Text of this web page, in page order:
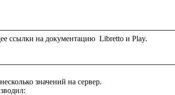
значений на сервер.